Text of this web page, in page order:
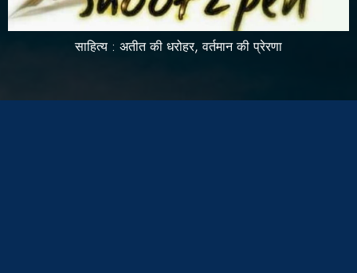
साहित्य : अतीत की धरोहर, वर्तमान की प्रेरणा